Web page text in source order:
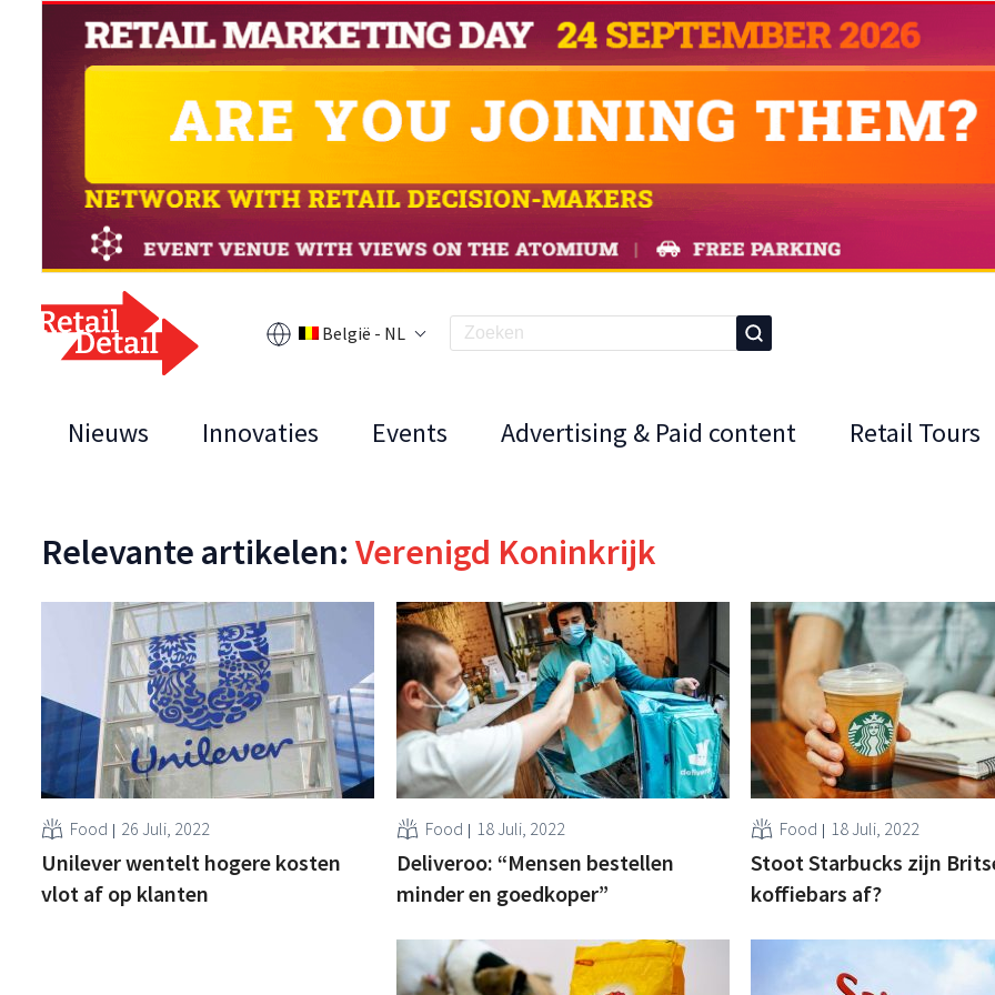
België - NL
Nieuws Innovaties Events Advertising & Paid content Retail Tours
Relevante artikelen: Verenigd Koninkrijk
Food 26 Juli, 2022
Unilever wentelt hogere kosten
vlot af op klanten
Food 18 Juli, 2022
Deliveroo: “Mensen bestellen
minder en goedkoper”
Food 18 Juli, 2022
Stoot Starbucks zijn
koffiebars af?